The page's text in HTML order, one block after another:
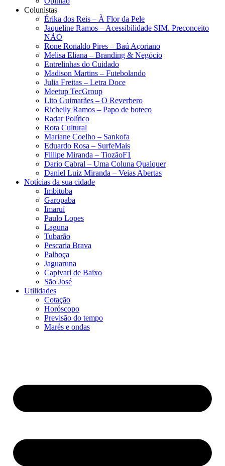
Colunistas
Érika dos Reis​ – À Flor da Pele
Jaqueline Ramos – Acessibilidade SIM. Preconceito
NÃO
Rone Ronaldo Pires – Baú Açoriano
Melisa Eliana – Branding & Negócio
Entrelinhas do Cuidado
Madison Martins – Futebolando
Julia Freitas​ – Letra Doce
Meetup TecGroup
Lito Guimarães – O Reverbero
Richelly Ramos​ – Papo de boteco
Radar Político
Rota Cultural
Mariane Coelho – Sankofa
Eduardo Rosa​ – SurfeMais
Fillipe Miranda – TiozãoF1
Dario Cabral – Uma Coluna Qualquer
Daniel Luiz Miranda – Veias Abertas
Notícias da sua cidade
Imbituba
Garopaba
Imaruí
Paulo Lopes
Laguna
Tubarão
Pescaria Brava
Palhoça
Jaguaruna
Capivari de Baixo
São José
Utilidades
Cotação
Horóscopo
Previsão do tempo
Marés e ondas